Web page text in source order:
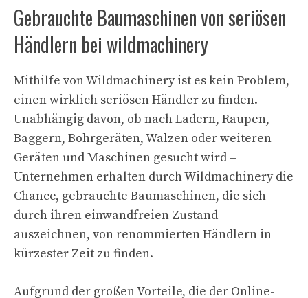
Gebrauchte Baumaschinen von seriösen
Händlern bei wildmachinery
Mithilfe von Wildmachinery ist es kein Problem,
einen wirklich seriösen Händler zu finden.
Unabhängig davon, ob nach Ladern, Raupen,
Baggern, Bohrgeräten, Walzen oder weiteren
Geräten und Maschinen gesucht wird –
Unternehmen erhalten durch Wildmachinery die
Chance, gebrauchte Baumaschinen, die sich
durch ihren einwandfreien Zustand
auszeichnen, von renommierten Händlern in
kürzester Zeit zu finden.
Aufgrund der großen Vorteile, die der Online-